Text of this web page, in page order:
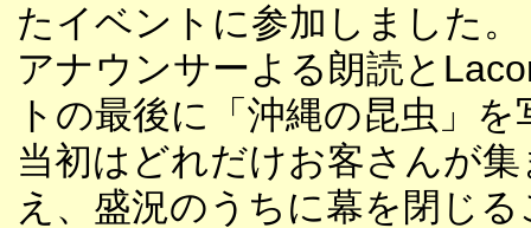
たイベントに参加しました。
アナウンサーよる朗読と
トの最後に「沖縄の昆虫」
当初はどれだけお客さんが
え、盛況のうちに幕を閉じ